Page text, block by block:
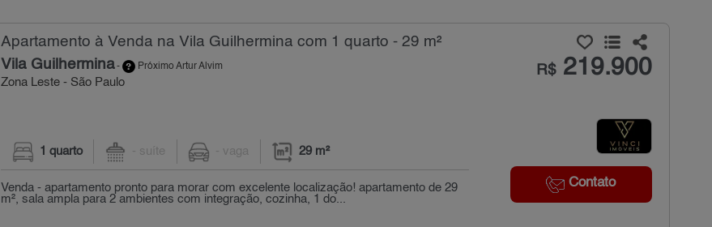
Apartamento à Venda na Vila Guilhermina com 1 quarto - 29 m²
Vila Guilhermina- Próximo Artur Alvim
Zona Leste - São Paulo
R$219.900
Contato
1 quarto - suíte - vaga 29 m²
Venda - apartamento pronto para morar com excelente localização! apartamento de 29
m², sala ampla para 2 ambientes com integração, cozinha, 1 do...